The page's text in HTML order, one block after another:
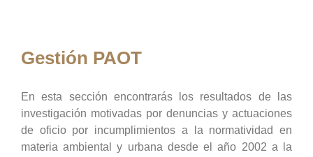
Gestión PAOT
En esta sección encontrarás los resultados de las
investigación motivadas por denuncias y actuaciones
de oficio por incumplimientos a la normatividad en
materia ambiental y urbana desde el año 2002 a la